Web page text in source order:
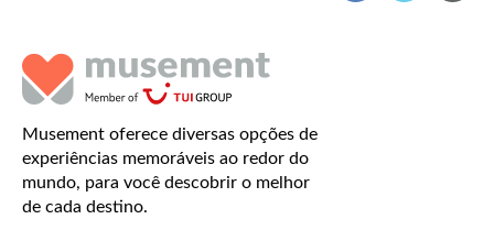
Musement oferece diversas opções de
experiências memoráveis ao redor do
mundo, para você descobrir o melhor
de cada destino.